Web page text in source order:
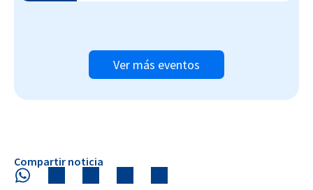
Ver más eventos
Compartir noticia